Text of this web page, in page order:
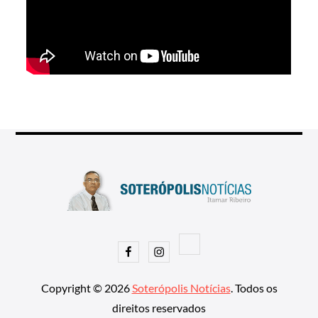
FacebookInstagram
Copyright © 2026 Soterópolis Notícias. Todos os
direitos reservados